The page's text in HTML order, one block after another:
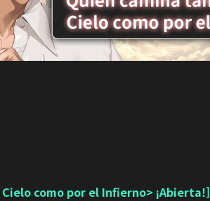
como por el Infierno> ¡Abierta!]